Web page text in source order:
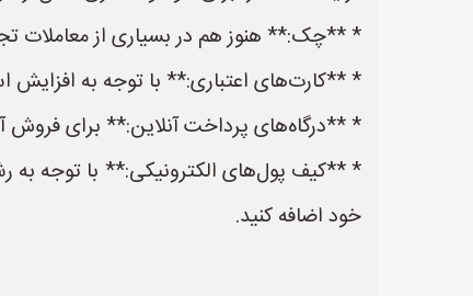
* **چک:** هنوز هم در بسیاری از معاملات
* **کارت‌های اعتباری:** با توجه به افزایش
* **درگاه‌های پرداخت آنلاین:** برای فروش
* **کیف پول‌های الکترونیکی:** با توجه به
خود اضافه کنید.